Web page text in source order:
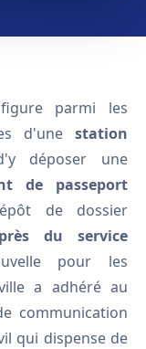
parmi les
d'une station
déposer une
de passeport
de dossier
du service
pour les
a adhéré au
communication
qui dispense de